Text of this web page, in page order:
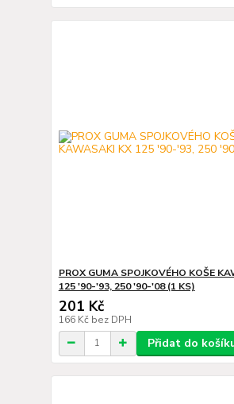
PROX GUMA SPOJKOVÉHO KOŠE
125 '90-'93, 250 '90-'08 (1 KS)
201 Kč
166 Kč bez DPH
Přidat do